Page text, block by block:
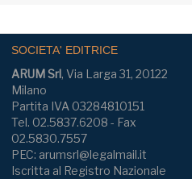
SOCIETA' EDITRICE
ARUM Srl, Via Larga 31, 20122
Milano
Partita IVA 03284810151
Tel. 02.5837.6208 - Fax
02.5830.7557
PEC: arumsrl@legalmail.it
Iscritta al Registro Nazionale